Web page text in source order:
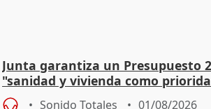
Junta garantiza un Presupuesto
"sanidad y vivienda como
Sonido Totales 01/08/2026